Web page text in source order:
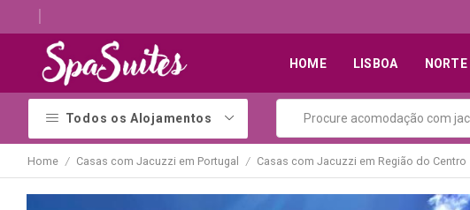
HOME LISBOA NORTE
Todos os Alojamentos
Home / Casas com Jacuzzi em Portugal / Casas com Jacuzzi em Região do Centro